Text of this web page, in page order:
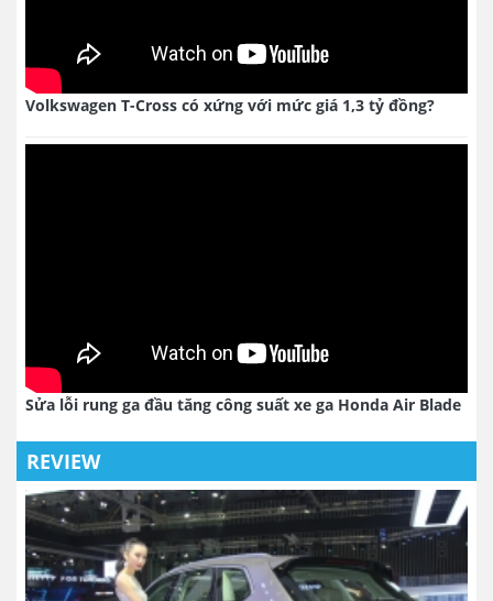
Volkswagen T-Cross có xứng với mức giá 1,3 tỷ đồng?
Sửa lỗi rung ga đầu tăng công suất xe ga Honda Air Blade
REVIEW